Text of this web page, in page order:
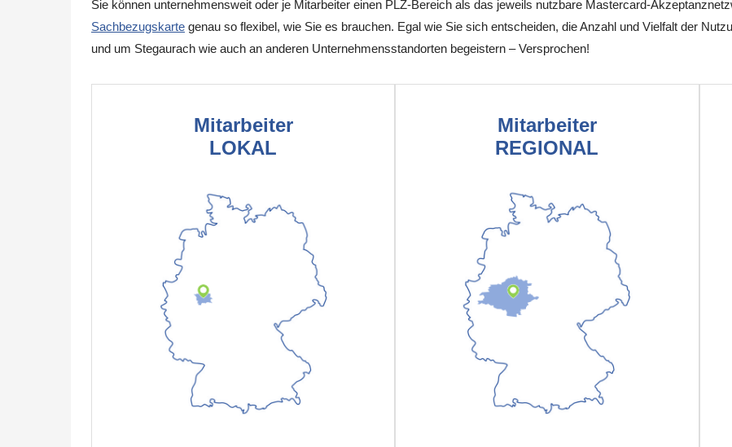
Sie können unternehmensweit oder je Mitarbeiter einen PLZ-Bereich als das jeweils nutzbare Mastercard-
Sachbezugskarte genau so flexibel, wie Sie es brauchen. Egal wie Sie sich entscheiden, die Anzahl und Vielfalt der
und um Stegaurach wie auch an anderen Unternehmensstandorten begeistern – Versprochen!
Mitarbeiter
LOKAL
Mitarbeiter
REGIONAL